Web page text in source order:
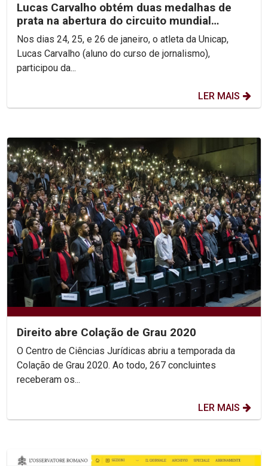
Lucas Carvalho obtém duas medalhas de
prata na abertura do circuito mundial
paralímpico
Nos dias 24, 25, e 26 de janeiro, o atleta da Unicap,
Lucas Carvalho (aluno do curso de jornalismo),
participou da...
LER MAIS
Direito abre Colação de Grau 2020
O Centro de Ciências Jurídicas abriu a temporada da
Colação de Grau 2020. Ao todo, 267 concluintes
receberam os...
LER MAIS